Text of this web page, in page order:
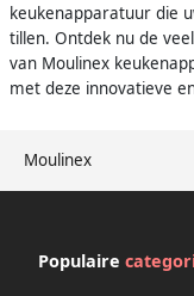
Moulinex
keukenapparatuur die
tillen. Ontdek nu de
van Moulinex
met deze innovatieve
Populaire